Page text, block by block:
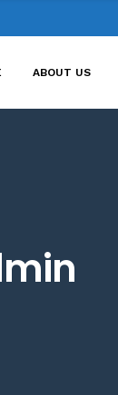
ABOUT US